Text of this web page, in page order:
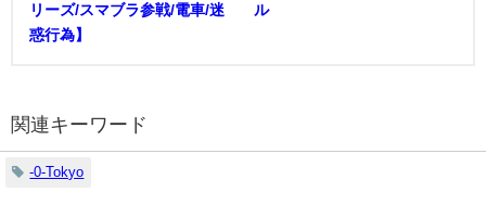
リーズ/スマブラ参戦/電車/迷
惑行為】
ル
関連キーワード
-0-Tokyo